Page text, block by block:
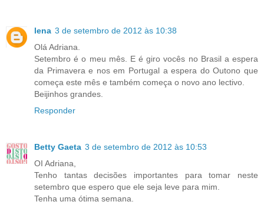
lena 3 de setembro de 2012 às 10:38
Olá Adriana.
Setembro é o meu mês. E é giro vocês no Brasil a espera
da Primavera e nos em Portugal a espera do Outono que
começa este mês e também começa o novo ano lectivo.
Beijinhos grandes.
Responder
Betty Gaeta 3 de setembro de 2012 às 10:53
OI Adriana,
Tenho tantas decisões importantes para tomar neste
setembro que espero que ele seja leve para mim.
Tenha uma ótima semana.